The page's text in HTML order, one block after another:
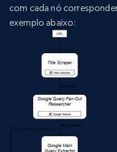
com cada nó
exemplo abaixo: